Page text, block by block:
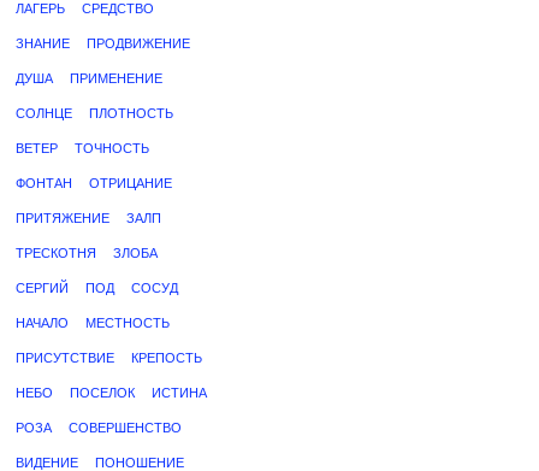
ЛАГЕРЬ СРЕДСТВО
ЗНАНИЕ ПРОДВИЖЕНИЕ
ДУША ПРИМЕНЕНИЕ
СОЛНЦЕ ПЛОТНОСТЬ
ВЕТЕР ТОЧНОСТЬ
ФОНТАН ОТРИЦАНИЕ
ПРИТЯЖЕНИЕ ЗАЛП
ТРЕСКОТНЯ ЗЛОБА
СЕРГИЙ ПОД СОСУД
НАЧАЛО МЕСТНОСТЬ
ПРИСУТСТВИЕ КРЕПОСТЬ
НЕБО ПОСЕЛОК ИСТИНА
РОЗА СОВЕРШЕНСТВО
ВИДЕНИЕ ПОНОШЕНИЕ